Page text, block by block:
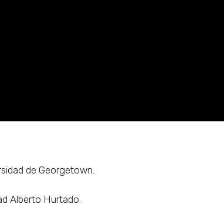
de Georgetown.
Alberto Hurtado.